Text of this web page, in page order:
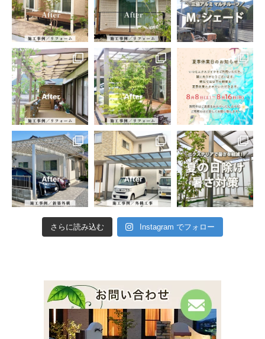
さらに読み込む Instagram でフォロー